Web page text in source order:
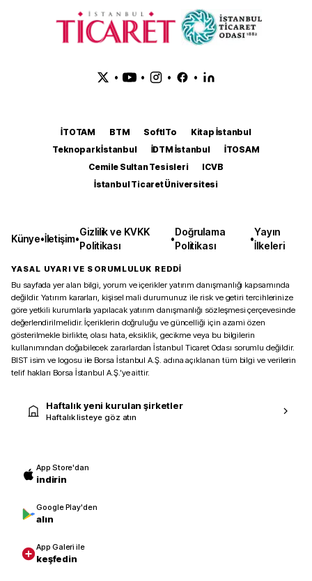
• • • •
İTOTAM BTM SoftITo
Kitap İstanbul
Teknopark İstanbul
İDTM İstanbul
İTOSAM
Cemile Sultan Tesisleri
ICVB
İstanbul Ticaret Üniversitesi
Künye•İletişim•
Gizlilik ve KVKK
Politikası
•
Doğrulama
Politikası
•
Yayın
İlkeleri
YASAL UYARI VE SORUMLULUK REDDİ
Bu sayfada yer alan bilgi, yorum ve içerikler yatırım danışmanlığı kapsamında
değildir. Yatırım kararları, kişisel mali durumunuz ile risk ve getiri tercihlerinize
göre yetkili kurumlarla yapılacak yatırım danışmanlığı sözleşmesi çerçevesinde
değerlendirilmelidir. İçeriklerin doğruluğu ve güncelliği için azami özen
gösterilmekle birlikte, olası hata, eksiklik, gecikme veya bu bilgilerin
kullanımından doğabilecek zararlardan İstanbul Ticaret Odası sorumlu değildir.
BIST isim ve logosu ile Borsa İstanbul A.Ş. adına açıklanan tüm bilgi ve verilerin
telif hakları Borsa İstanbul A.Ş.’ye aittir.
Haftalık yeni kurulan şirketler
Haftalık listeye göz atın
App Store'dan
indirin
Google Play'den
alın
App Galeri ile
keşfedin